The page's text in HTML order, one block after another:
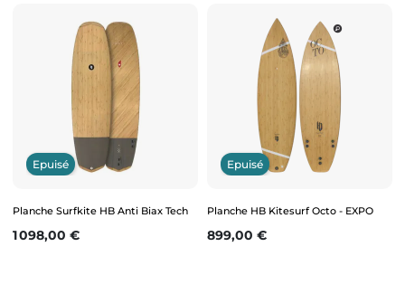
Epuisé
Planche Surfkite HB Anti Biax Tech
Prix
1 098,00 €
Epuisé
Planche HB Kitesurf Octo - EXPO
Prix
899,00 €